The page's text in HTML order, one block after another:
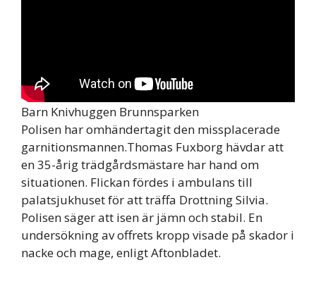
Barn Knivhuggen Brunnsparken
Polisen har omhändertagit den missplacerade
garnitionsmannen.Thomas Fuxborg hävdar att
en 35-årig trädgårdsmästare har hand om
situationen. Flickan fördes i ambulans till
palatsjukhuset för att träffa Drottning Silvia.
Polisen säger att isen är jämn och stabil. En
undersökning av offrets kropp visade på skador i
nacke och mage, enligt Aftonbladet.